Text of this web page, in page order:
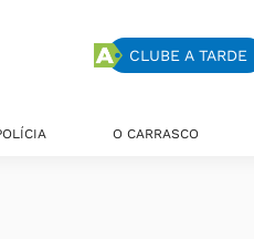
CLUBE A TARDE
O CARRASCO